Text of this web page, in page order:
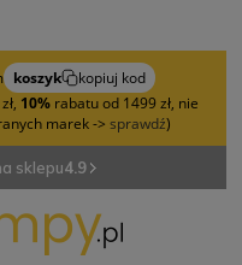
koszyk
kopiuj kod
10% rabatu od 1499 zł, nie
marek -> sprawdź)
sklepu4.9